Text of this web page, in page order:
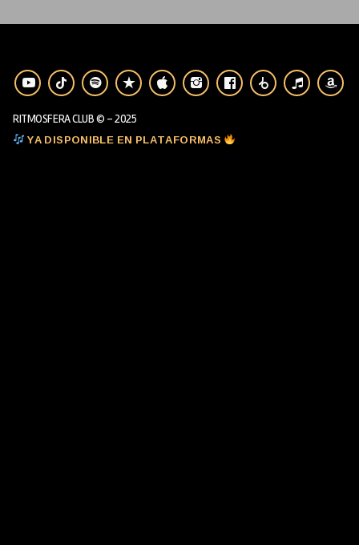
RITMOSFERA CLUB © - 2025
YA DISPONIBLE EN PLATAFORMAS